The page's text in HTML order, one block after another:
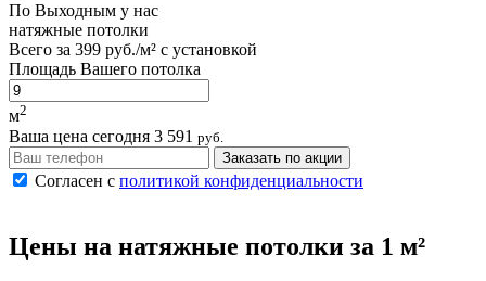
По Выходным у нас
натяжные потолки
Всего за 399 руб./м² с установкой
Площадь Вашего потолка
м2
Ваша цена сегодня 3 591 руб.
Заказать по акции
Согласен с политикой конфиденциальности
Цены на натяжные потолки за 1 м²